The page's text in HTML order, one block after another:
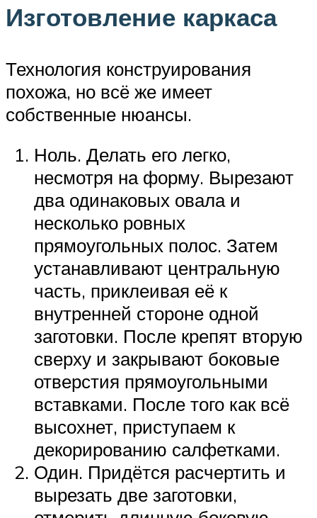
Изготовление каркаса
Технология конструирования
похожа, но всё же имеет
собственные нюансы.
Ноль. Делать его легко,
несмотря на форму. Вырезают
два одинаковых овала и
несколько ровных
прямоугольных полос. Затем
устанавливают центральную
часть, приклеивая её к
внутренней стороне одной
заготовки. После крепят вторую
сверху и закрывают боковые
отверстия прямоугольными
вставками. После того как всё
высохнет, приступаем к
декорированию салфетками.
Один. Придётся расчертить и
вырезать две заготовки,